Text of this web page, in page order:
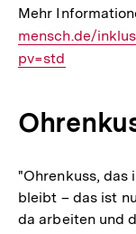
Mehr
mensch.de/
pv=std
"Ohrenkuss, das
bleibt – das ist
da arbeiten und